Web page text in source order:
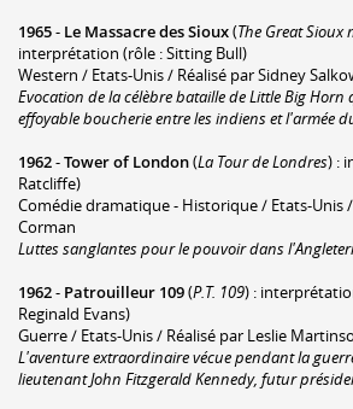
1965- Le Massacre des Sioux(The Great Sioux
interprétation (rôle : Sitting Bull)
Western / Etats-Unis / Réalisé par Sidney
Evocation de la célèbre bataille de Little Big
effoyable boucherie entre les indiens et l'armée
1962-Tower of London(La Tour de Londres) :
Ratcliffe)
Comédie dramatique - Historique / Etats-Unis
Corman
Luttes sanglantes pour le pouvoir dans
1962- Patrouilleur 109(P.T. 109) :
Reginald Evans)
Guerre / Etats-Unis / Réalisé par Leslie
L'aventure extraordinaire vécue pendant la
lieutenant John Fitzgerald Kennedy, futur